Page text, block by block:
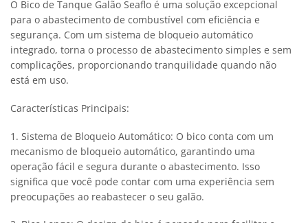
O Bico de Tanque Galão Seaflo é uma solução excepcional
para o abastecimento de combustível com eficiência e
segurança. Com um sistema de bloqueio automático
integrado, torna o processo de abastecimento simples e sem
complicações, proporcionando tranquilidade quando não
está em uso.
Características Principais:
1. Sistema de Bloqueio Automático: O bico conta com um
mecanismo de bloqueio automático, garantindo uma
operação fácil e segura durante o abastecimento. Isso
significa que você pode contar com uma experiência sem
preocupações ao reabastecer o seu galão.